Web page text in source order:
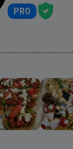
PRO